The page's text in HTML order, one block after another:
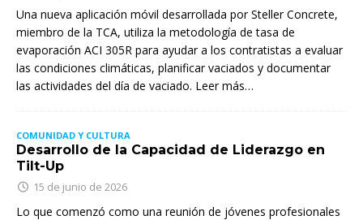
Una nueva aplicación móvil desarrollada por Steller Concrete,
miembro de la TCA, utiliza la metodología de tasa de
evaporación ACI 305R para ayudar a los contratistas a evaluar
las condiciones climáticas, planificar vaciados y documentar
las actividades del día de vaciado. Leer más…
COMUNIDAD Y CULTURA
Desarrollo de la Capacidad de Liderazgo en
Tilt-Up
15 de junio de 2026
Lo que comenzó como una reunión de jóvenes profesionales